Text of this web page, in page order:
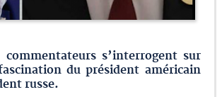
commentateurs s’interrogent sur
du président américain
russe.